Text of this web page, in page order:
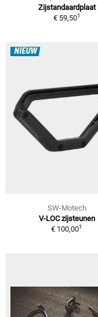
Zijstandaardplaat
€ 59,501
NIEUW
SW-Motech
V-LOC zijsteunen
€ 100,001